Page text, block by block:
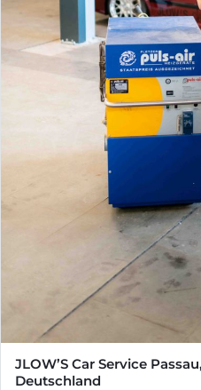
JLOW’S Car Service
Deutschland